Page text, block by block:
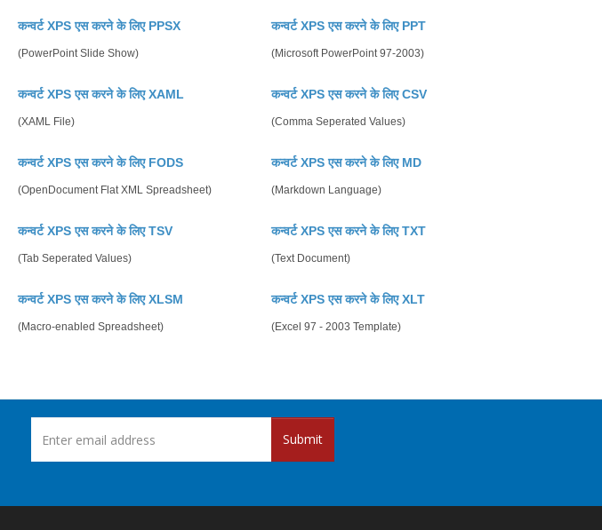
कन्वर्ट XPS एस करने के लिए PPSX
(PowerPoint Slide Show)
कन्वर्ट XPS एस करने के लिए PPT
(Microsoft PowerPoint 97-2003)
कन्वर्ट XPS एस करने के लिए XAML
(XAML File)
कन्वर्ट XPS एस करने के लिए CSV
(Comma Seperated Values)
कन्वर्ट XPS एस करने के लिए FODS
(OpenDocument Flat XML Spreadsheet)
कन्वर्ट XPS एस करने के लिए MD
(Markdown Language)
कन्वर्ट XPS एस करने के लिए TSV
(Tab Seperated Values)
कन्वर्ट XPS एस करने के लिए TXT
(Text Document)
कन्वर्ट XPS एस करने के लिए XLSM
(Macro-enabled Spreadsheet)
कन्वर्ट XPS एस करने के लिए XLT
(Excel 97 - 2003 Template)
Submit